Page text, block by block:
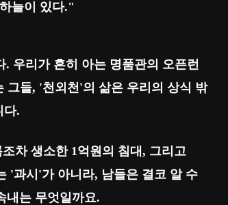
늘이 있다."
우리가 흔히 아는 명품관의 오픈런
그들, '천외천'의 삶은 우리의 상식 밖
다.
차 생소한 1억원의 침대, 그리고
'과시'가 아니라, 남들은 결코 알 수
내는 무엇일까요.